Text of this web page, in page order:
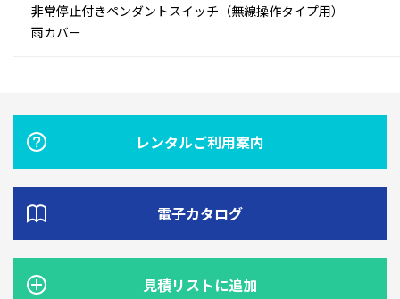
非常停止付きペンダントスイッチ（無線操作タイプ用）
雨カバー
レンタルご利用案内
電子カタログ
見積リストに追加